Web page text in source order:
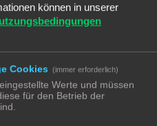
können in unserer
Cookies (immer erforderlich)
Werte und müssen
für den Betrieb der